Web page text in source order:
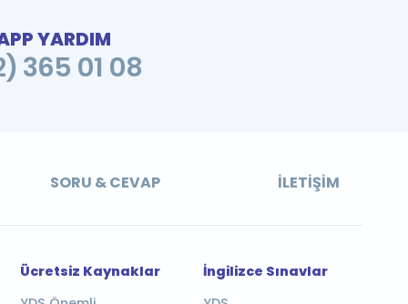
YARDIM
365 01 08
SORU & CEVAP İLETIŞIM
Ücretsiz Kaynaklar
İngilizce Sınavlar